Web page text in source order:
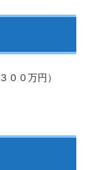
００万円）